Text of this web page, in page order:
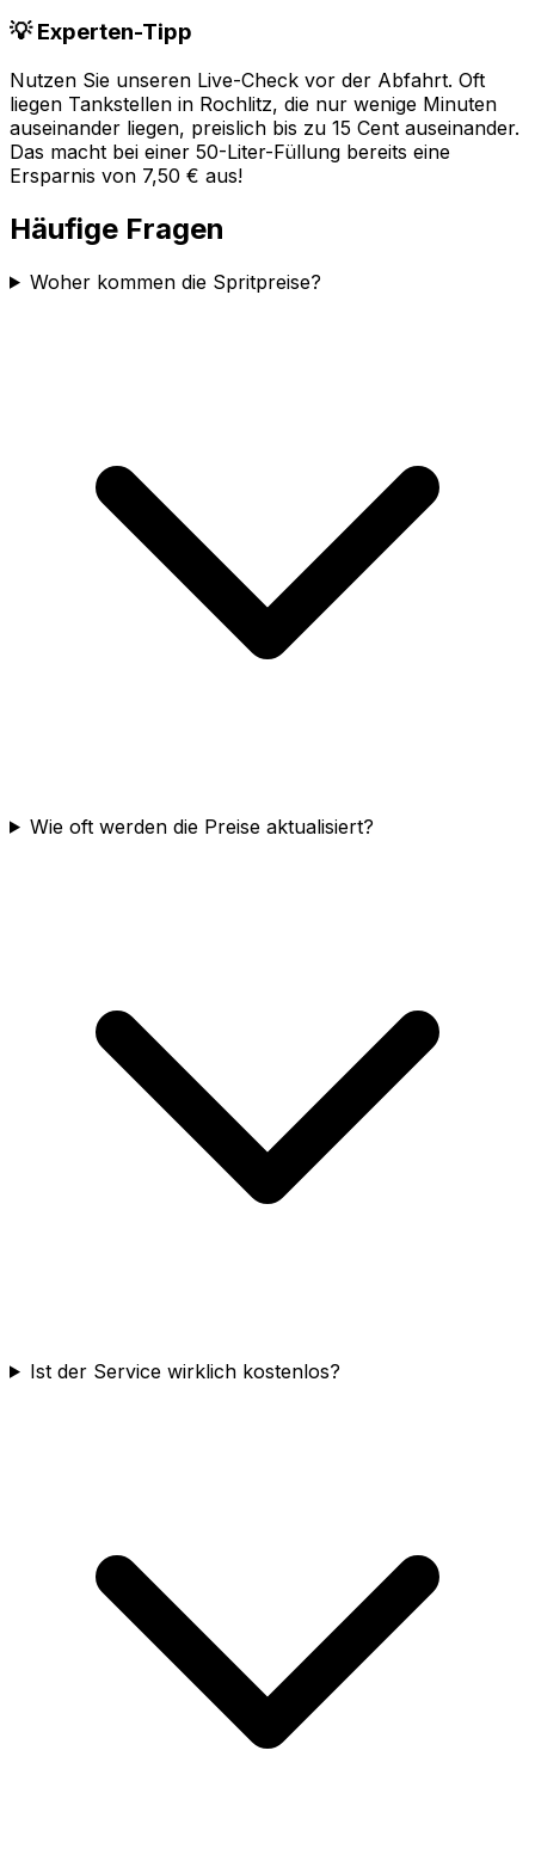
💡 Experten-Tipp
Nutzen Sie unseren Live-Check vor der Abfahrt. Oft
liegen Tankstellen in Rochlitz, die nur wenige Minuten
auseinander liegen, preislich bis zu 15 Cent auseinander.
Das macht bei einer 50-Liter-Füllung bereits eine
Ersparnis von 7,50 € aus!
Häufige Fragen
Woher kommen die Spritpreise?
Wie oft werden die Preise aktualisiert?
Ist der Service wirklich kostenlos?